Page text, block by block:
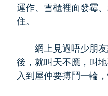
物
運作、雪櫃裡面發霉
住。
網上見過唔少朋友
後，就叫天不應，叫
入到屋仲要搏鬥一輪